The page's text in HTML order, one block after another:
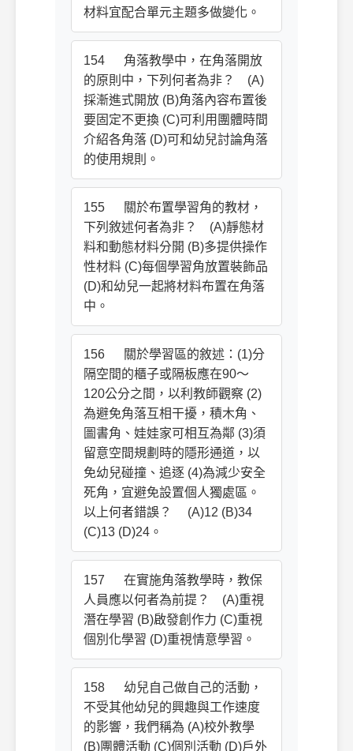
材料宜配合單元主題多做變化。
154 角落教學中，在角落開放
的原則中，下列何者為非？ (A)
採漸進式開放 (B)角落內容布置後
要固定不更換 (C)可利用團體時間
介紹各角落 (D)可和幼兒討論角落
的使用規則。
155 關於布置學習角的教材，
下列敘述何者為非？ (A)靜態材
料和動態材料分開 (B)多提供操作
性材料 (C)每個學習角放置裝飾品
(D)和幼兒一起將材料布置在角落
中。
156 關於學習區的敘述：(1)分
隔空間的櫃子或隔板應在90～
120公分之間，以利教師觀察 (2)
為避免角落互相干擾，積木角、
圖書角、娃娃家可相互為鄰 (3)須
留意空間規劃時的隱形通道，以
免幼兒碰撞、追逐 (4)為減少安全
死角，宜避免設置個人獨處區。
以上何者錯誤？ (A)12 (B)34
(C)13 (D)24。
157 在實施角落教學時，教保
人員應以何者為前提？ (A)重視
潛在學習 (B)啟發創作力 (C)重視
個別化學習 (D)重視情意學習。
158 幼兒自己做自己的活動，
不受其他幼兒的興趣與工作速度
的影響，我們稱為 (A)校外教學
(B)團體活動 (C)個別活動 (D)戶外